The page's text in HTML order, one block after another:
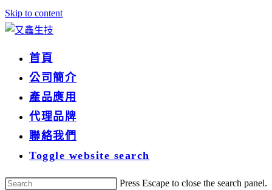
Skip to content
首頁
公司簡介
產品應用
代理品牌
聯絡我們
Toggle website search
Press Escape to close the search panel.